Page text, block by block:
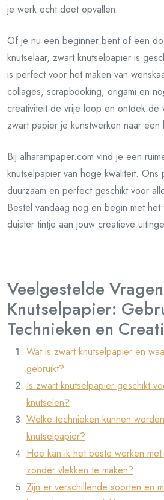
je werk echt doet opvallen.
Of je nu een beginner bent of een
knutselaar, zwart knutselpapier is
is perfect voor het maken van
collages, scrapbooking, origami en
creativiteit de vrije loop en ontdek de
zwart papier je kunstwerken naar een
Bij alharampaper.com vind je een
knutselpapier van hoge kwaliteit. Ons
duurzaam en perfect geschikt voor
Bestel vandaag nog en begin met
duister tintje aan jouw creatieve
Veelgestelde
Knutselpapier:
Technieken en
Wat is zwart knutselpapier en
gebruikt?
Is zwart knutselpapier geschikt
knutselen?
Welke technieken kunnen
knutselpapier?
Hoe kan ik het beste werken
zonder vlekken te maken?
Zijn er verschillende soorten en